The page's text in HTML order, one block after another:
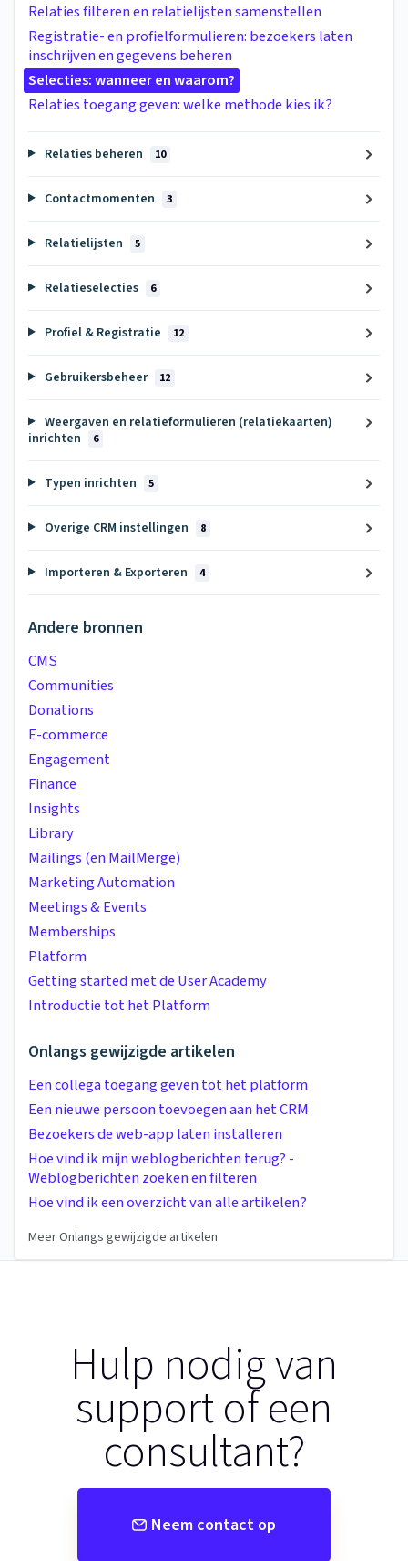
Relaties filteren en relatielijsten samenstellen
Registratie- en profielformulieren: bezoekers laten
inschrijven en gegevens beheren
Selecties: wanneer en waarom?
Relaties toegang geven: welke methode kies ik?
Relaties beheren 10
Contactmomenten 3
Relatielijsten 5
Relatieselecties 6
Profiel & Registratie 12
Gebruikersbeheer 12
Weergaven en relatieformulieren (relatiekaarten)
inrichten
6
Typen inrichten 5
Overige CRM instellingen 8
Importeren & Exporteren 4
Andere bronnen
CMS
Communities
Donations
E-commerce
Engagement
Finance
Insights
Library
Mailings (en MailMerge)
Marketing Automation
Meetings & Events
Memberships
Platform
Getting started met de User Academy
Introductie tot het Platform
Onlangs gewijzigde artikelen
Een collega toegang geven tot het platform
Een nieuwe persoon toevoegen aan het CRM
Bezoekers de web-app laten installeren
Hoe vind ik mijn weblogberichten terug? -
Weblogberichten zoeken en filteren
Hoe vind ik een overzicht van alle artikelen?
Meer Onlangs gewijzigde artikelen
Hulp nodig van
support of een
consultant?
Neem contact op